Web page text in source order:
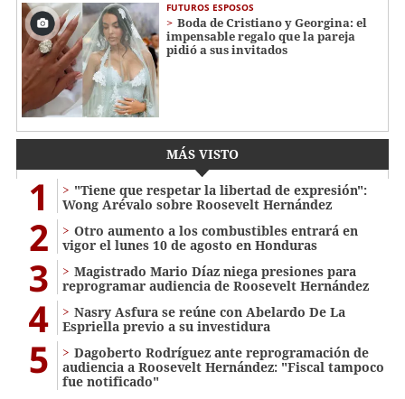
FUTUROS ESPOSOS
Boda de Cristiano y Georgina: el
impensable regalo que la pareja
pidió a sus invitados
MÁS VISTO
1
"Tiene que respetar la libertad de expresión":
Wong Arévalo sobre Roosevelt Hernández
2
Otro aumento a los combustibles entrará en
vigor el lunes 10 de agosto en Honduras
3
Magistrado Mario Díaz niega presiones para
reprogramar audiencia de Roosevelt Hernández
4
Nasry Asfura se reúne con Abelardo De La
Espriella previo a su investidura
5
Dagoberto Rodríguez ante reprogramación de
audiencia a Roosevelt Hernández: "Fiscal tampoco
fue notificado"